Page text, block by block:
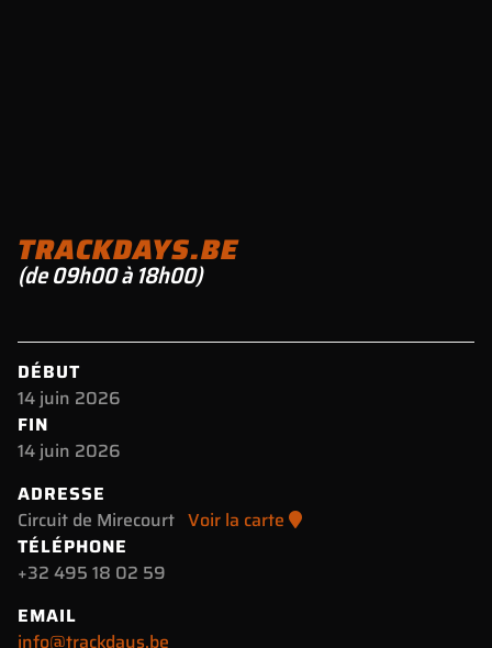
TRACKDAYS.BE
(de 09h00 à 18h00)
DÉBUT
14 juin 2026
FIN
14 juin 2026
ADRESSE
Circuit de Mirecourt Voir la carte
TÉLÉPHONE
+32 495 18 02 59
EMAIL
info@trackdays.be